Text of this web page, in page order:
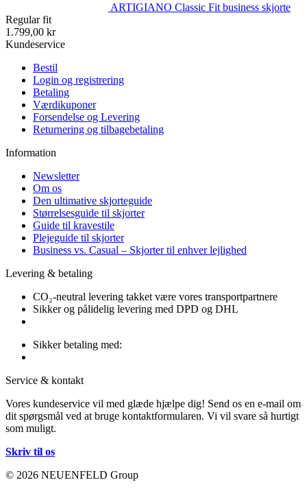
ARTIGIANO Classic Fit business skjorte
Regular fit
1.799,00 kr
Kundeservice
Bestil
Login og registrering
Betaling
Værdikuponer
Forsendelse og Levering
Returnering og tilbagebetaling
Information
Newsletter
Om os
Den ultimative skjorteguide
Størrelsesguide til skjorter
Guide til kravestile
Plejeguide til skjorter
Business vs. Casual – Skjorter til enhver lejlighed
Levering & betaling
CO₂-neutral levering takket være vores transportpartnere
Sikker og pålidelig levering med DPD og DHL
Sikker betaling med:
Service & kontakt
Vores kundeservice vil med glæde hjælpe dig! Send os en e-mail om
dit spørgsmål ved at bruge kontaktformularen. Vi vil svare så hurtigt
som muligt.
Skriv til os
© 2026 NEUENFELD Group